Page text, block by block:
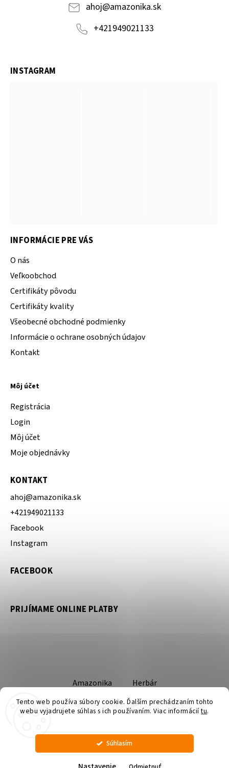
Tento web používa súbory cookie. Ďalším prechádzaním tohto
webu vyjadrujete súhlas s ich používaním. Viac informáciítu.
Súhlasím
ahoj@amazonika.sk
+421949021133
INFORMÁCIE PRE VÁS
O nás
Veľkoobchod
Certifikáty pôvodu
Certifikáty kvality
Všeobecné obchodné podmienky
Informácie o ochrane osobných údajov
Kontakt
INSTAGRAM
Môj účet
Registrácia
Login
Môj účet
Moje objednávky
KONTAKT
ahoj@amazonika.sk
+421949021133
Facebook
Instagram
FACEBOOK
PRIJÍMAME ONLINE PLATBY
Amazonika Herbár
Amazonika. Všetky práva vyhradené.
Upraviť nastavenie cookies